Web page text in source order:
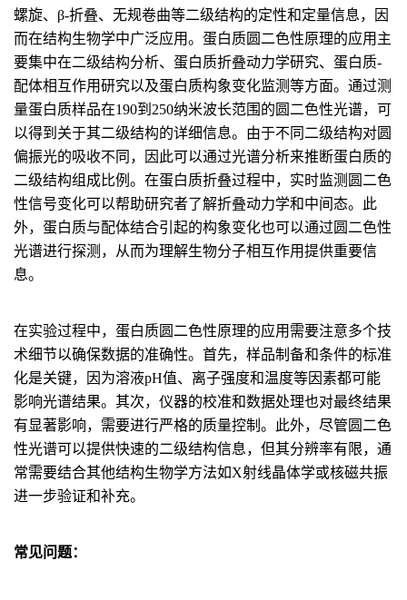
螺旋、β-折叠、无规卷曲等二级结构的定性和定量信息，因
而在结构生物学中广泛应用。蛋白质圆二色性原理的应用主
要集中在二级结构分析、蛋白质折叠动力学研究、蛋白质-
配体相互作用研究以及蛋白质构象变化监测等方面。通过测
量蛋白质样品在190到250纳米波长范围的圆二色性光谱，可
以得到关于其二级结构的详细信息。由于不同二级结构对圆
偏振光的吸收不同，因此可以通过光谱分析来推断蛋白质的
二级结构组成比例。在蛋白质折叠过程中，实时监测圆二色
性信号变化可以帮助研究者了解折叠动力学和中间态。此
外，蛋白质与配体结合引起的构象变化也可以通过圆二色性
光谱进行探测，从而为理解生物分子相互作用提供重要信
息。
在实验过程中，蛋白质圆二色性原理的应用需要注意多个技
术细节以确保数据的准确性。首先，样品制备和条件的标准
化是关键，因为溶液pH值、离子强度和温度等因素都可能
影响光谱结果。其次，仪器的校准和数据处理也对最终结果
有显著影响，需要进行严格的质量控制。此外，尽管圆二色
性光谱可以提供快速的二级结构信息，但其分辨率有限，通
常需要结合其他结构生物学方法如X射线晶体学或核磁共振
进一步验证和补充。
常见问题：